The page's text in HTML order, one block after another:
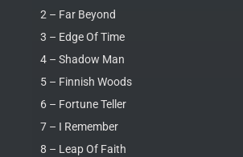
2 – Far Beyond
3 – Edge Of Time
4 – Shadow Man
5 – Finnish Woods
6 – Fortune Teller
7 – I Remember
8 – Leap Of Faith